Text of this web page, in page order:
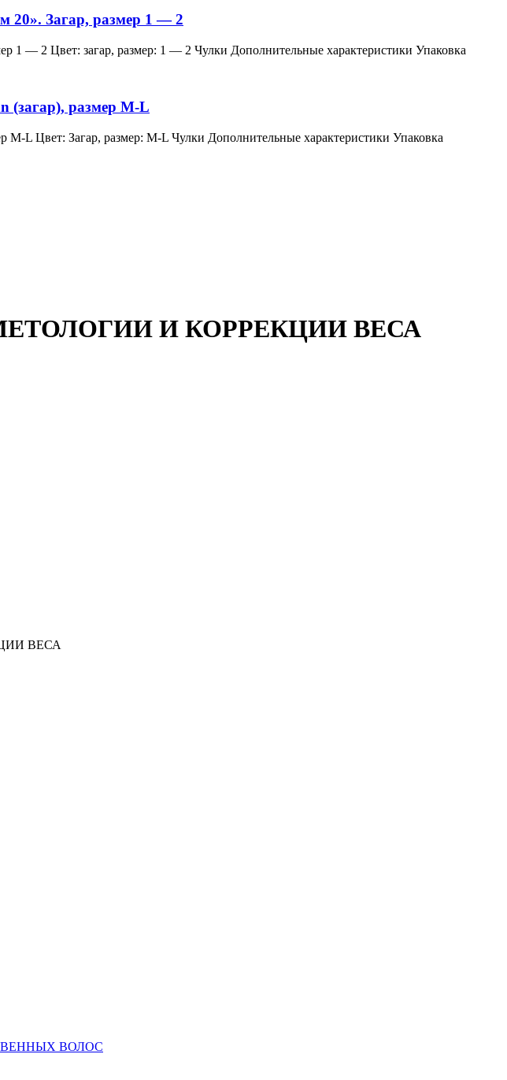
20». Загар, размер 1 — 2
1 — 2 Цвет: загар, размер: 1 — 2 Чулки Дополнительные характеристики Упаковка
(загар), размер M-L
M-L Цвет: Загар, размер: M-L Чулки Дополнительные характеристики Упаковка
И КОРРЕКЦИИ ВЕСА
ВЕСА
ВОЛОС